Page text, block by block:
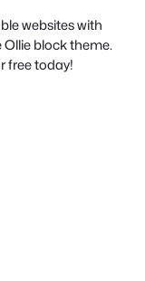
websites with
block theme.
free today!